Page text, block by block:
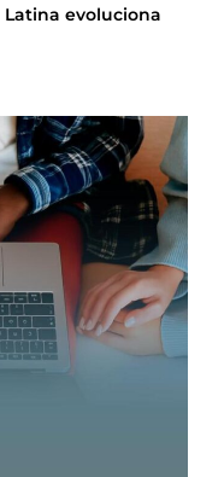
evoluciona